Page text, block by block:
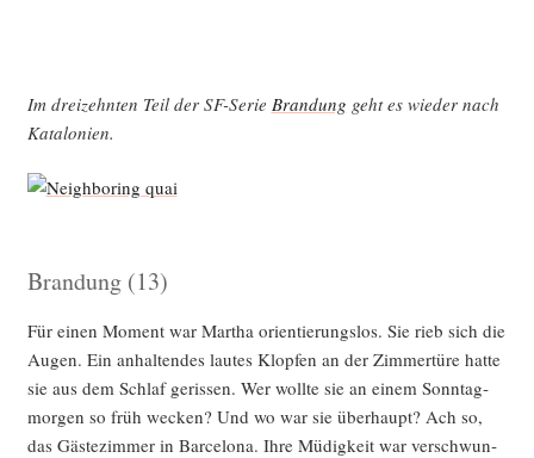
Im drei­zehn­ten Teil der SF-Serie Bran­dung geht es wie­der nach
Katalonien.
Brandung (13)
Für einen Moment war Mar­tha ori­en­tie­rungs­los. Sie rieb sich die
Augen. Ein anhal­ten­des lau­tes Klop­fen an der Zim­mer­tü­re hat­te
sie aus dem Schlaf geris­sen. Wer woll­te sie an einem Sonn­tag­
mor­gen so früh wecken? Und wo war sie über­haupt? Ach so,
das Gäs­te­zim­mer in Bar­ce­lo­na. Ihre Müdig­keit war ver­schwun­